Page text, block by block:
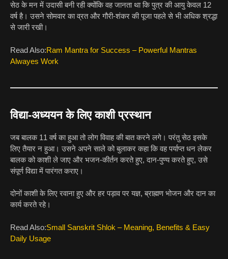
सेठ के मन में उदासी बनी रही क्योंकि वह जानता था कि पुत्र की आयु केवल 12
वर्ष है। उसने सोमवार का व्रत और गौरी-शंकर की पूजा पहले से भी अधिक श्रद्धा
से जारी रखी।
Read Also:Ram Mantra for Success – Powerful Mantras
Alwayes Work
विद्या-अध्ययन के लिए काशी प्रस्थान
जब बालक 11 वर्ष का हुआ तो लोग विवाह की बात करने लगे। परंतु सेठ इसके
लिए तैयार न हुआ। उसने अपने साले को बुलाकर कहा कि वह पर्याप्त धन लेकर
बालक को काशी ले जाए और भजन-कीर्तन करते हुए, दान-पुण्य करते हुए, उसे
संपूर्ण विद्या में पारंगत कराए।
दोनों काशी के लिए रवाना हुए और हर पड़ाव पर यज्ञ, ब्राह्मण भोजन और दान का
कार्य करते रहे।
Read Also:Small Sanskrit Shlok – Meaning, Benefits & Easy
Daily Usage